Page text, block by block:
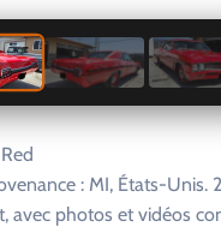
: MI, États-
avec photos et vidéos